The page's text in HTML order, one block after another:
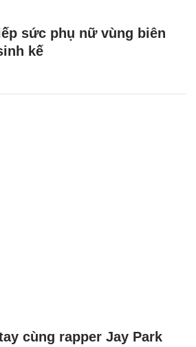
sức phụ nữ vùng biên
kế
cùng rapper Jay Park